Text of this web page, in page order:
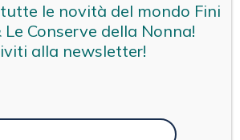
le novità del mondo Fini
Le Conserve della Nonna!
alla newsletter!